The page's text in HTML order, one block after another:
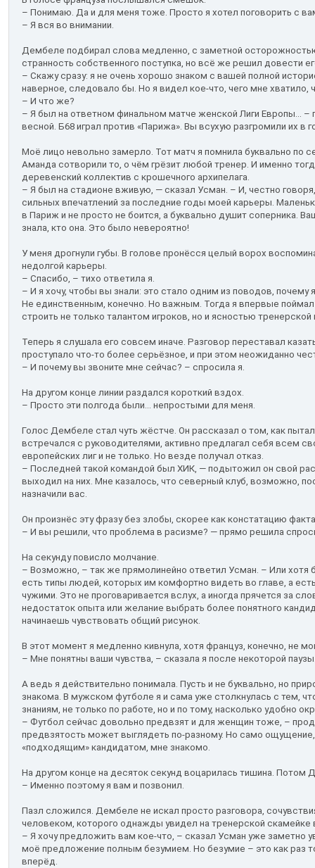
– Понимаю. Да и для меня тоже. Просто я хотел поговорить с
– Я вся во внимании.
Дембеле подбирал слова медленно, с заметной
странность собственного поступка, но всё же решил довести
– Скажу сразу: я не очень хорошо знаком с вашей полной
наверное, следовало бы. Но я видел кое-что, чего мне хватило,
– И что же?
– Я был на ответном финальном матче женской Лиги Европы...
весной. Б68 играл против «Парижа». Вы всухую разгромили их в
Моё лицо невольно замерло. Тот матч я помнила буквально по
Аманда сотворили то, о чём грёзит любой тренер. И именно
деревенский коллектив с крошечного архипелага.
– Я был на стадионе вживую, — сказал Усман. – И, честно
сильных впечатлений за последние годы моей карьеры.
в Париж и не просто не боится, а буквально душит соперника.
знала, кто она. Это было невероятно!
У меня дрогнули губы. В голове пронёсся целый ворох
недолгой карьеры.
– Спасибо, – тихо ответила я.
– И я хочу, чтобы вы знали: это стало одним из поводов,
Не единственным, конечно. Но важным. Тогда я впервые
строить не только талантом игроков, но и ясностью тренерской
Теперь я слушала его совсем иначе. Разговор переставал
проступало что-то более серьёзное, и при этом неожиданно
– И почему вы звоните мне сейчас? – спросила я.
На другом конце линии раздался короткий вздох.
– Просто эти полгода были... непростыми для меня.
Голос Дембеле стал чуть жёстче. Он рассказал о том, как
встречался с руководителями, активно предлагал себя всем
европейских лиг и не только. Но везде получал отказ.
– Последней такой командой был ХИК, — подытожил он свой
выходил на них. Мне казалось, что северный клуб, возможно,
назначили вас.
Он произнёс эту фразу без злобы, скорее как констатацию
– И вы решили, что проблема в расизме? — прямо решила
На секунду повисло молчание.
– Возможно, – так же прямолинейно ответил Усман. – Или хотя
есть типы людей, которых им комфортно видеть во главе, а
чужими. Это не проговаривается вслух, а иногда прячется за
недостаток опыта или желание выбрать более понятного
начинаешь чувствовать общий рисунок.
В этот момент я медленно кивнула, хотя француз, конечно, не
– Мне понятны ваши чувства, – сказала я после некоторой
А ведь я действительно понимала. Пусть и не буквально, но
знакома. В мужском футболе я и сама уже столкнулась с тем,
знаниям, не только по работе, но и по тому, насколько удобно
– Футбол сейчас довольно предвзят и для женщин тоже, –
предвзятость может выглядеть по-разному. Но само ощущение,
«подходящим» кандидатом, мне знакомо.
На другом конце на десяток секунд воцарилась тишина. Потом
– Именно поэтому я вам и позвонил.
Пазл сложился. Дембеле не искал просто разговора,
человеком, которого однажды увидел на тренерской скамейке
– Я хочу предложить вам кое-что, – сказал Усман уже заметно
моё предложение полным безумием. Но безумие – это как раз
вперёд.